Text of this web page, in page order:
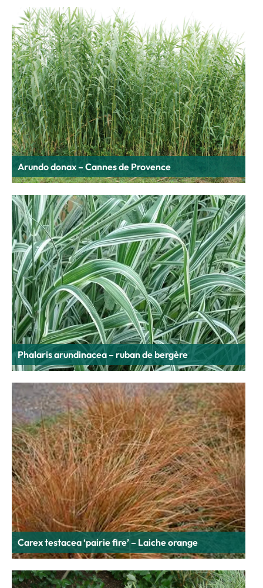
Arundo donax – Cannes de Provence
Phalaris arundinacea – ruban de bergère
Carex testacea ‘pairie fire’ – Laiche orange